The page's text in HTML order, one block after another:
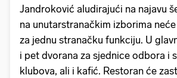
Jandroković aludirajući na najavu
na unutarstranačkim izborima
za jednu stranačku funkciju. U
i pet dvorana za sjednice odbora i
klubova, ali i kafić. Restoran će